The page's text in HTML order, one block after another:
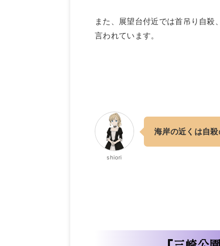
また、展望台付近では首吊り自
言われています。
shiori
海岸の近くは自